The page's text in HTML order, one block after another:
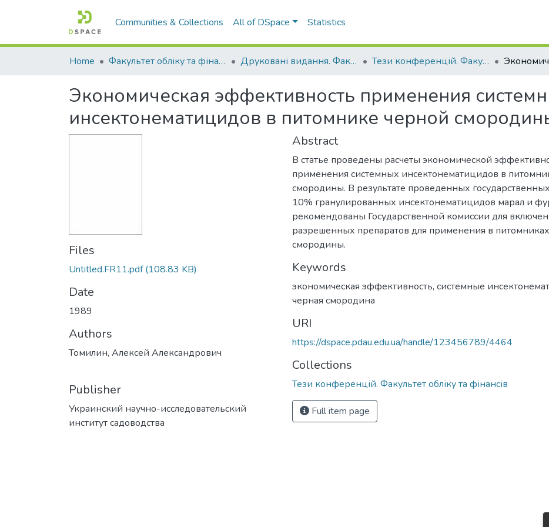
Communities & Collections All of DSpace Statistics
Home Факультет обліку та фінансів Друковані видання. Факультет обліку та фінансів Тези конференцій. Факультет обліку та фінансів
Экономическая эффективность применения
инсектонематицидов в питомнике черной
Files
Untitled.FR11.pdf(108.83 KB)
Date
1989
Authors
Томилин, Алексей Александрович
Publisher
Украинский научно-исследовательский
институт садоводства
Abstract
В статье проведены расчеты экономической
применения системных инсектонематицидов в
смородины. В результате проведенных
10% гранулированных инсектонематицидов марал и
рекомендованы Государственной комиссии для
разрешенных препаратов для применения в
смородины.
Keywords
экономическая эффективность, системные
черная смородина
URI
https://dspace.pdau.edu.ua/handle/123456789/4464
Collections
Тези конференцій. Факультет обліку та фінансів
Full item page